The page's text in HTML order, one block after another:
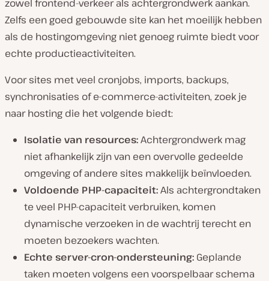
zowel frontend-verkeer als achtergrondwerk aankan.
Zelfs een goed gebouwde site kan het moeilijk hebben
als de hostingomgeving niet genoeg ruimte biedt voor
echte productieactiviteiten.
Voor sites met veel cronjobs, imports, backups,
synchronisaties of e-commerce-activiteiten, zoek je
naar hosting die het volgende biedt:
Isolatie van resources:Achtergrondwerk mag
niet afhankelijk zijn van een overvolle gedeelde
omgeving of andere sites makkelijk beïnvloeden.
Voldoende PHP-capaciteit:Als achtergrondtaken
te veel PHP-capaciteit verbruiken, komen
dynamische verzoeken in de wachtrij terecht en
moeten bezoekers wachten.
Echte server-cron-ondersteuning: Geplande
taken moeten volgens een voorspelbaar schema